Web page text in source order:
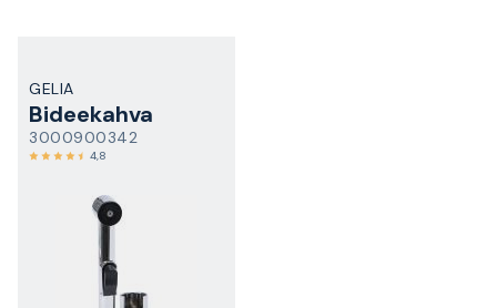
GELIA
Bideekahva
3000900342
4,8